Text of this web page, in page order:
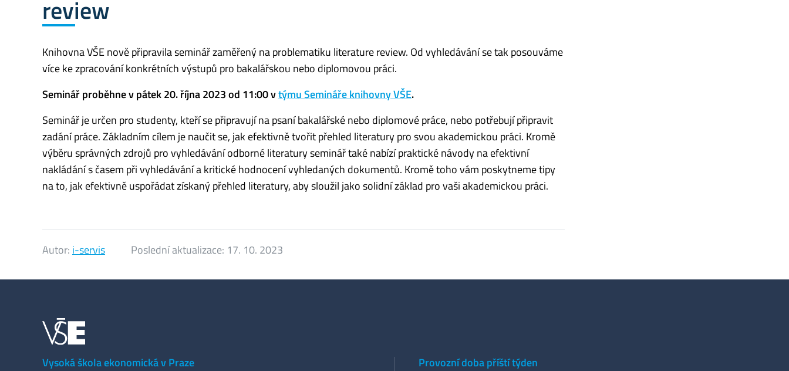
review
Knihovna VŠE nově připravila seminář zaměřený na problematiku literature review. Od vyhledávání se tak posouváme
více ke zpracování konkrétních výstupů pro bakalářskou nebo diplomovou práci.
Seminář proběhne v pátek 20. října 2023 od 11:00 vtýmu Semináře knihovny VŠE.
Seminář je určen pro studenty, kteří se připravují na psaní bakalářské nebo diplomové práce, nebo potřebují připravit
zadání práce. Základním cílem je naučit se, jak efektivně tvořit přehled literatury pro svou akademickou práci. Kromě
výběru správných zdrojů pro vyhledávání odborné literatury seminář také nabízí praktické návody na efektivní
nakládání s časem při vyhledávání a kritické hodnocení vyhledaných dokumentů. Kromě toho vám poskytneme tipy
na to, jak efektivně uspořádat získaný přehled literatury, aby sloužil jako solidní základ pro vaši akademickou práci.
Autor: i-servis Poslední aktualizace: 17. 10. 2023
Vysoká škola ekonomická v Praze
Provozní doba příští týden